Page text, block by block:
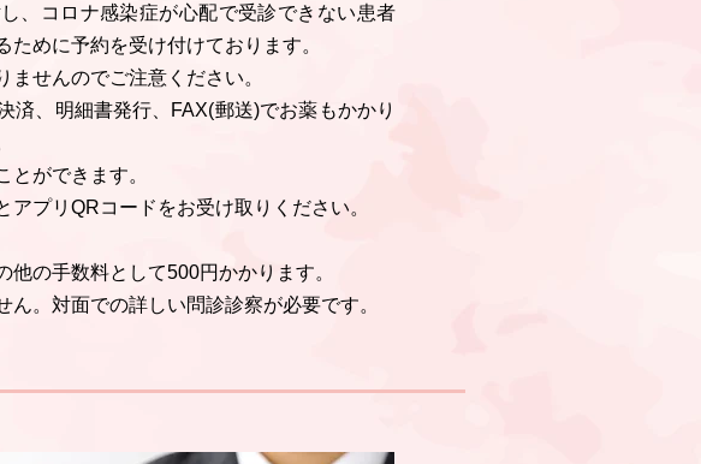
、コロナ感染症が心配で受診できない患者
めに予約を受け付けております。
せんのでご注意ください。
済、明細書発行、FAX(郵送)でお薬もかかり
とができます。
アプリQRコードをお受け取りください。
の手数料として500円かかります。
。対面での詳しい問診診察が必要です。